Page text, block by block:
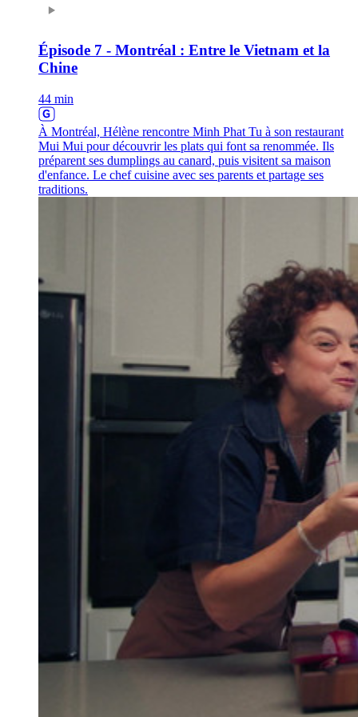
Épisode 7 - Montréal : Entre le Vietnam et la
Chine
44 min
À Montréal, Hélène rencontre Minh Phat Tu à son restaurant
Mui Mui pour découvrir les plats qui font sa renommée. Ils
préparent ses dumplings au canard, puis visitent sa maison
d'enfance. Le chef cuisine avec ses parents et partage ses
traditions.